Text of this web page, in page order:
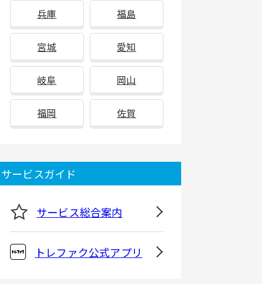
兵庫 福島
宮城 愛知
岐阜 岡山
福岡 佐賀
サービスガイド
サービス総合案内
トレファク公式アプリ